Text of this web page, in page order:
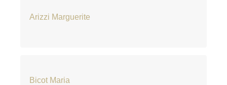
Arizzi Marguerite
Bicot Maria